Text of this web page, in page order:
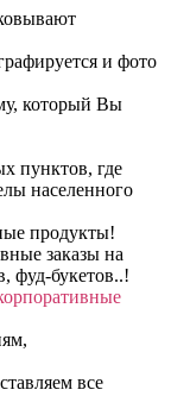
и фото
который Вы
пунктов, где
населенного
продукты!
заказы на
фуд-букетов..!
все